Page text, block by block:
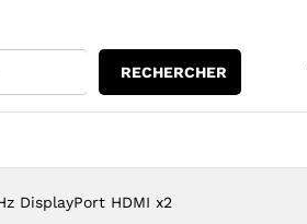
RECHERCHER
DisplayPort HDMI x2